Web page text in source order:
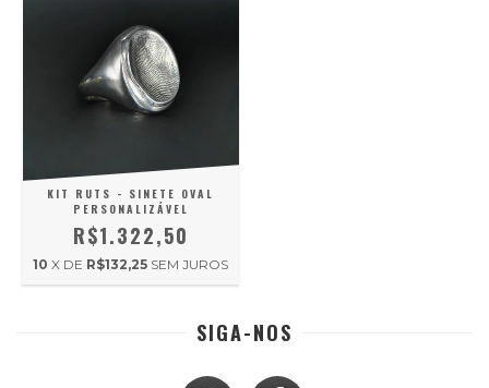
KIT RUTS - SINETE OVAL
PERSONALIZÁVEL
R$1.322,50
10 X DE R$132,25 SEM JUROS
SIGA-NOS